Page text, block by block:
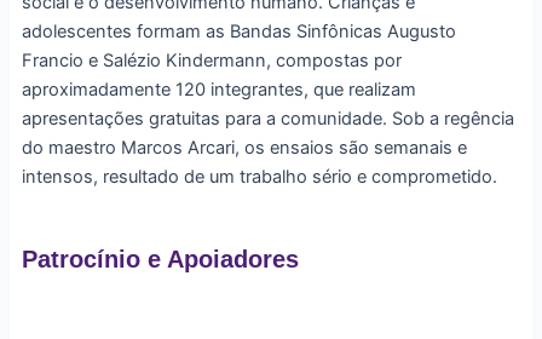
adolescentes formam as Bandas Sinfônicas Augusto
Francio e Salézio Kindermann, compostas por
aproximadamente 120 integrantes, que realizam
apresentações gratuitas para a comunidade. Sob a regência
do maestro Marcos Arcari, os ensaios são semanais e
intensos, resultado de um trabalho sério e comprometido.
Patrocínio e Apoiadores